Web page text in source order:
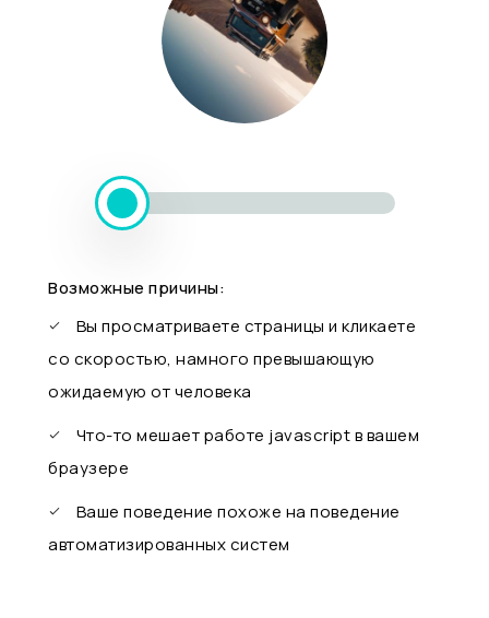
Возможные причины:
Вы просматриваете страницы и кликаете
со скоростью, намного превышающую
ожидаемую от человека
Что-то мешает работе javascript в вашем
браузере
Ваше поведение похоже на поведение
автоматизированных систем